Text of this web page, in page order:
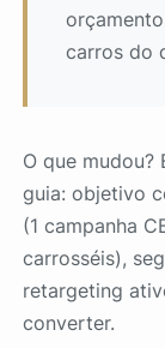
carros do
O que mudou?
guia: objetivo
(1 campanha
carrosséis),
retargeting
converter.